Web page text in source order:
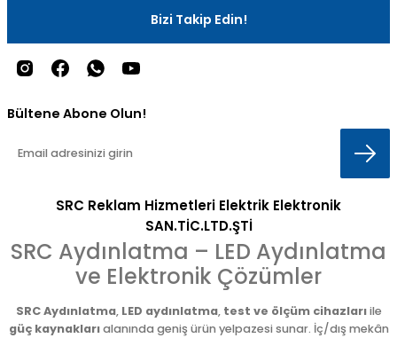
Bizi Takip Edin!
Bültene Abone Olun!
SRC Reklam Hizmetleri Elektrik Elektronik
SAN.TİC.LTD.ŞTİ
SRC Aydınlatma – LED Aydınlatma
ve Elektronik Çözümler
SRC Aydınlatma, LED aydınlatma, test ve ölçüm cihazlarıile
güç kaynaklarıalanında geniş ürün yelpazesi sunar. İç/dış mekân